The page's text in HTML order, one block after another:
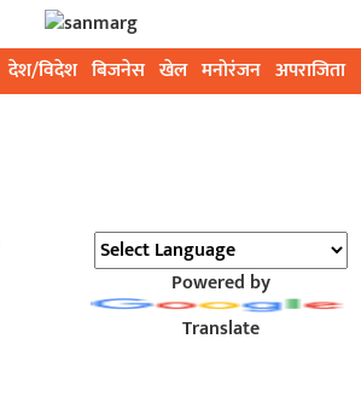
देश/विदेश बिजनेस खेल मनोरंजन अपराजिता
Powered by
Translate